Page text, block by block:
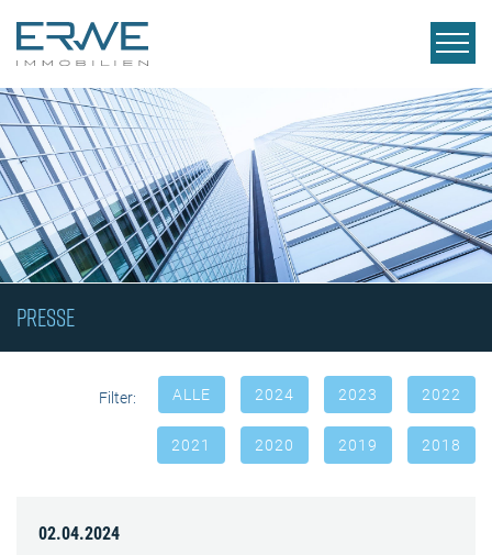
PRESSE
Filter: ALLE 2024 2023 2022
2021 2020 2019 2018
02.04.2024